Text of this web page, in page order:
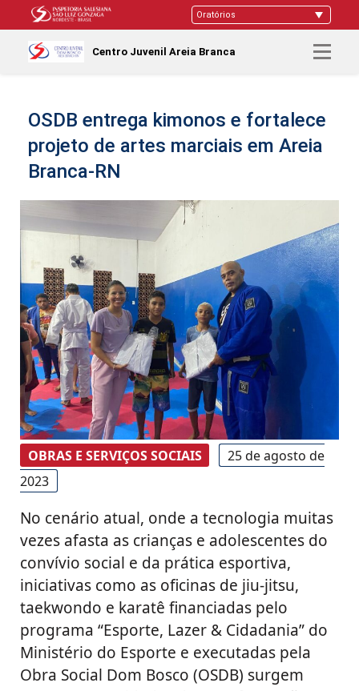
Centro Juvenil Areia Branca
OSDB entrega kimonos e fortalece
projeto de artes marciais em Areia
Branca-RN
OBRAS E SERVIÇOS SOCIAIS
25 de agosto de
2023
No cenário atual, onde a tecnologia muitas
vezes afasta as crianças e adolescentes do
convívio social e da prática esportiva,
iniciativas como as oficinas de jiu-jitsu,
taekwondo e karatê financiadas pelo
programa “Esporte, Lazer & Cidadania” do
Ministério do Esporte e executadas pela
Obra Social Dom Bosco (OSDB) surgem